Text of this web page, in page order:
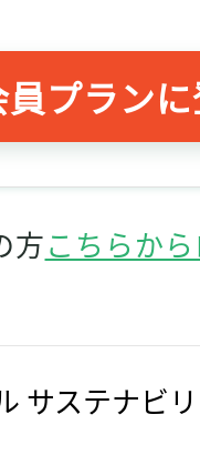
プラン
方こちらか
サステナビ